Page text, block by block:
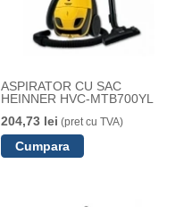
ASPIRATOR CU SAC
HEINNER HVC-MTB700YL
204,73 lei (pret cu TVA)